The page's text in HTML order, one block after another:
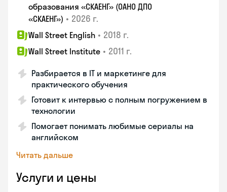
образования «СКАЕНГ» (ОАНО ДПО
«СКАЕНГ») • 2026 г.
Wall Street English • 2018 г.
Wall Street Institute • 2011 г.
Разбирается в IT и маркетинге для
практического обучения
Готовит к интервью с полным погружением в
технологии
Помогает понимать любимые сериалы на
английском
Читать дальше
Услуги и цены